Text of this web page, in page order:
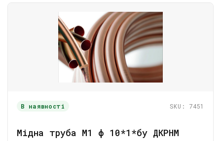
В наявності SKU: 7451
Мідна труба М1 ф 10*1*бу ДКРНМ